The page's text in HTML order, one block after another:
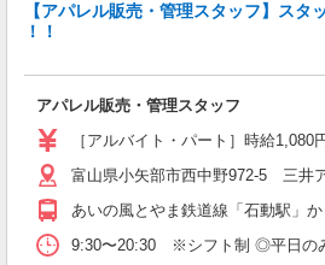
【アパレル販売・管理スタッフ】スタ
！！
アパレル販売・管理スタッフ
［アルバイト・パート］時給
富山県小矢部市西中野972-5 三井
あいの風とやま鉄道線「石動駅」
9:30〜20:30 ※シフト制 ◎平日の